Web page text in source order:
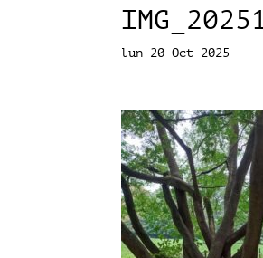
lun 20 Oct 2025